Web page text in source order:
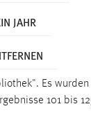
JAHR
Es
101 bis
sind für die